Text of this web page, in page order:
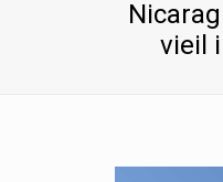
vieil